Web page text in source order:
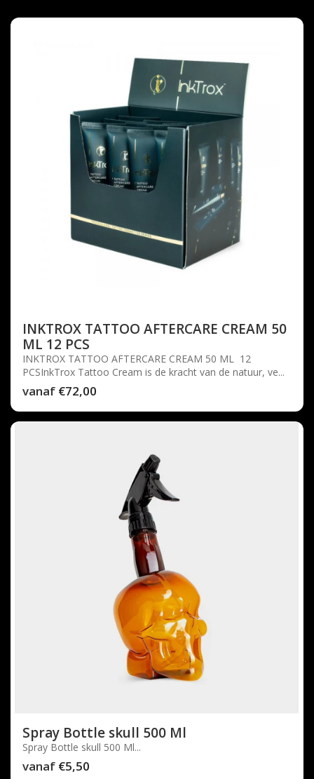
INKTROX TATTOO AFTERCARE CREAM 50
ML 12 PCS
INKTROX TATTOO AFTERCARE CREAM 50 ML 12
PCSInkTrox Tattoo Cream is de kracht van de natuur, ve...
vanaf €72,00
Spray Bottle skull 500 Ml
Spray Bottle skull 500 Ml...
vanaf €5,50